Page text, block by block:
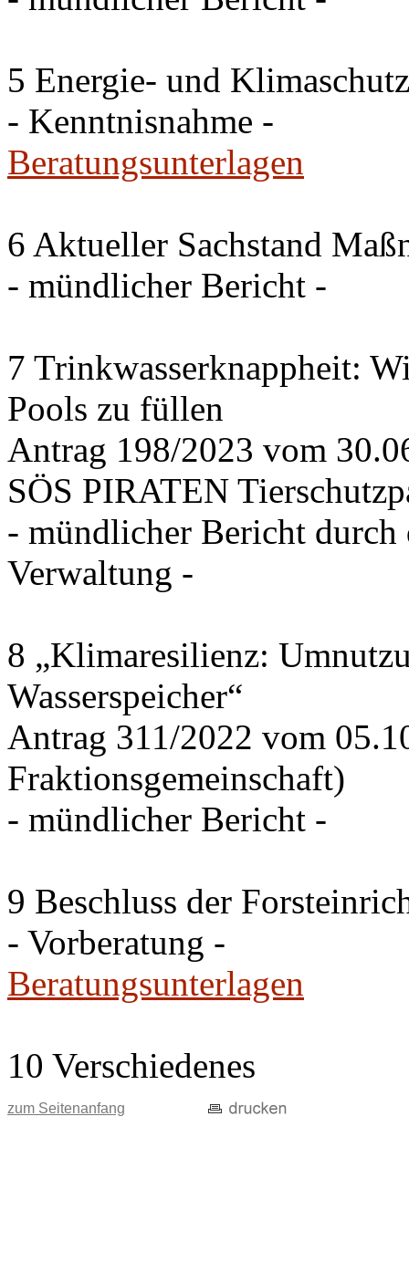
5 Energie- und
- Kenntnisnahme -
Beratungsunterlagen
6 Aktueller Sachstand
- mündlicher Bericht -
7 Trinkwasserknappheit:
Pools zu füllen
Antrag 198/2023 vom
SÖS PIRATEN
- mündlicher Bericht
Verwaltung -
8 „Klimaresilienz:
Wasserspeicher“
Antrag 311/2022 vom
Fraktionsgemeinschaft)
- mündlicher Bericht -
9 Beschluss der
- Vorberatung -
Beratungsunterlagen
10 Verschiedenes
zum Seitenanfang